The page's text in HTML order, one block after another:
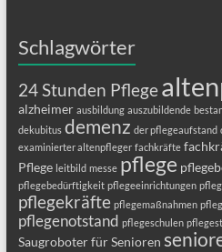
Schlagwörter
24 Stunden Pflege
alzheimer ausbildung auszubildende
dekubitus demenz der pflegeaufstand
examinierter altenpfleger fachkräfte
Pflege leitbild messe pflege
pflegebedürftigkeit pflegeeinrichtungen
pflegekräfte pflegemaßnahmen
pflegenotstand pflegeschulen
Saugroboter für Senioren